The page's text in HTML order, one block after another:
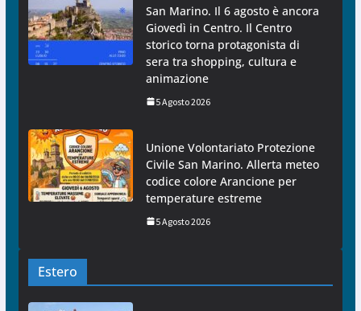
San Marino. Il 6 agosto è ancora
Giovedì in Centro. Il Centro
storico torna protagonista di
sera tra shopping, cultura e
animazione
5 Agosto 2026
Unione Volontariato Protezione
Civile San Marino. Allerta meteo
codice colore Arancione per
temperature estreme
5 Agosto 2026
Estero